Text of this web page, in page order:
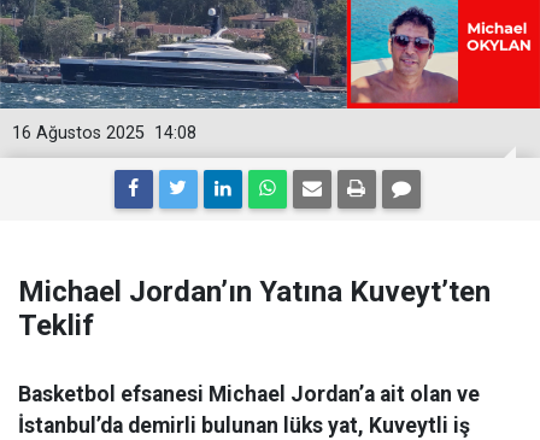
14:08
16 Ağustos 2025
Michael Jordan’ın Yatına Kuveyt’ten
Teklif
Basketbol efsanesi Michael Jordan’a ait olan ve
İstanbul’da demirli bulunan lüks yat, Kuveytli iş